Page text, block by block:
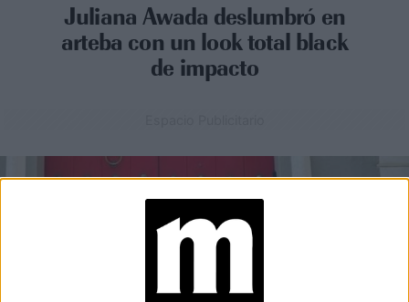
Juliana Awada deslumbró en
arteba con un look total black
de impacto